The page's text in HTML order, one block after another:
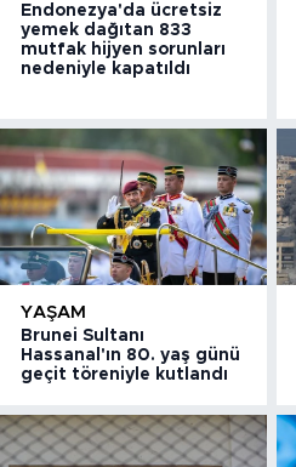
Endonezya'da ücretsiz
yemek dağıtan 833
mutfak hijyen sorunları
nedeniyle kapatıldı
YAŞAM
Brunei Sultanı
Hassanal'ın 80. yaş günü
geçit töreniyle kutlandı